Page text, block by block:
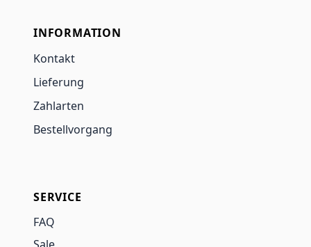
INFORMATION
Kontakt
Lieferung
Zahlarten
Bestellvorgang
SERVICE
FAQ
Sale